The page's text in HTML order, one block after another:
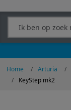
Home Arturia
KeyStep mk2